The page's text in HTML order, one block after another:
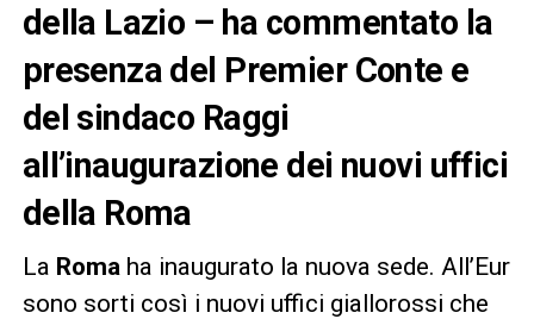
della Lazio – ha commentato la
presenza del Premier Conte e
del sindaco Raggi
all’inaugurazione dei nuovi uffici
della Roma
La Roma ha inaugurato la nuova sede. All’Eur
sono sorti così i nuovi uffici giallorossi che